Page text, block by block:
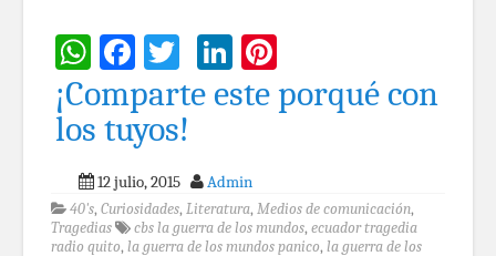
WhatsApp
Facebook
TwitterLinkedIn
¡Comparte este porqué con
los tuyos!
12 julio, 2015 Admin
40's, Curiosidades, Literatura, Medios de comunicación,
Tragedias
cbs la guerra de los mundos, ecuador tragedia
radio quito, la guerra de los mundos panico, la guerra de los